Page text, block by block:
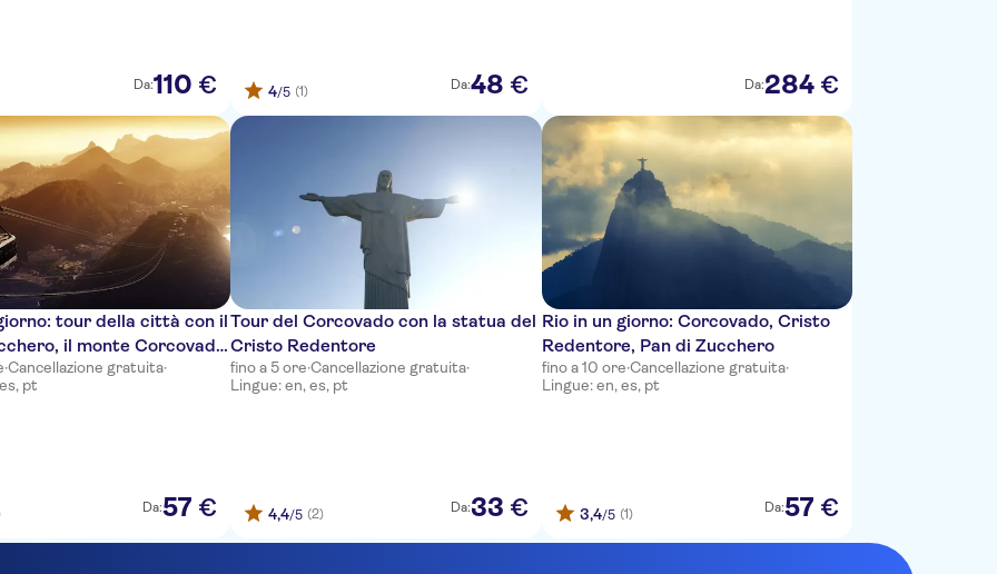
Da:110 € 4/5 (1) Da:48 € Da:284 €
tour della città con il
il monte Corcovado
·Cancellazione gratuita·
pt
Da:57 €
Tour del Corcovado con la statua del
Cristo Redentore
fino a 5 ore·Cancellazione gratuita·
Lingue: en, es, pt
4,4/5 (2) Da:33 €
Rio in un giorno: Corcovado, Cristo
Redentore, Pan di Zucchero
fino a 10 ore·Cancellazione gratuita·
Lingue: en, es, pt
3,4/5 (1) Da:57 €